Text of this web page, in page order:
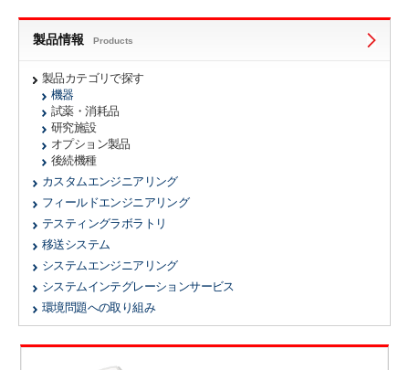
製品情報 Products
製品カテゴリで探す
機器
試薬・消耗品
研究施設
オプション製品
後続機種
カスタムエンジニアリング
フィールドエンジニアリング
テスティングラボラトリ
移送システム
システムエンジニアリング
システムインテグレーションサービス
環境問題への取り組み